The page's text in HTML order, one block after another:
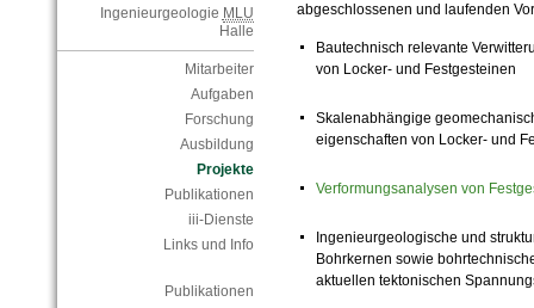
Ingenieurgeologie MLU
Halle
Mitarbeiter
Aufgaben
Forschung
Ausbildung
Projekte
Publikationen
iii-Dienste
Links und Info
Publikationen
abgeschlossenen und laufenden
Bautechnisch relevante
von Locker- und Festgesteinen
Skalenabhängige
eigenschaften von Locker- und
Verformungsanalysen von
Ingenieurgeologische und
Bohrkernen sowie
aktuellen tektonischen